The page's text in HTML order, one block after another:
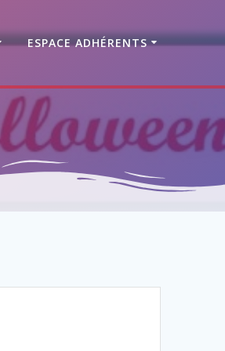
ESPACE ADHÉRENTS